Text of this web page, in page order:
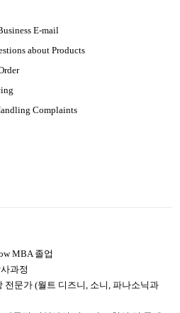
E-mail
about Products
Complaints
MBA 졸업
과정
전문가 (월트 디즈니, 소니, 파나소닉과